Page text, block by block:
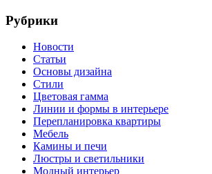
Рубрики
Новости
Статьи
Основы дизайна
Стили
Цветовая гамма
Линии и формы в интерьере
Перепланировка квартиры
Мебель
Камины и печи
Люстры и светильники
Модный интерьер